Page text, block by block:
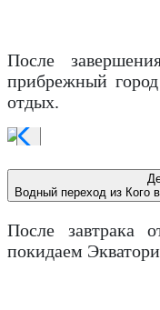
После
прибрежный
отдых.
Водный переход из Кого
После завтрака
покидаем